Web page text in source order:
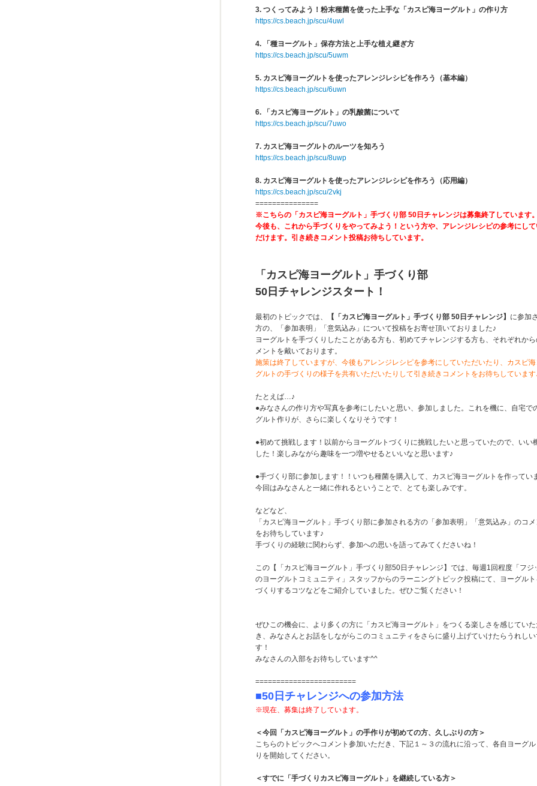
3. つくってみよう！粉末種菌を使った上手な「カスピ海ヨーグルト」の作り方
https://cs.beach.jp/scu/4uwl
4. 「種ヨーグルト」保存方法と上手な植え継ぎ方
https://cs.beach.jp/scu/5uwm
5. カスピ海ヨーグルトを使ったアレンジレシピを作ろう（基本編）
https://cs.beach.jp/scu/6uwn
6. 「カスピ海ヨーグルト」の乳酸菌について
https://cs.beach.jp/scu/7uwo
7. カスピ海ヨーグルトのルーツを知ろう
https://cs.beach.jp/scu/8uwp
8. カスピ海ヨーグルトを使ったアレンジレシピを作ろう（応用編）
https://cs.beach.jp/scu/2vkj
===============
※こちらの「カスピ海ヨーグルト」手づくり部 50日チャレンジは募集終了しています
今後も、これから手づくりをやってみよう！という方や、アレンジレシピの参考にし
だけます。引き続きコメント投稿お待ちしています。
「カスピ海ヨーグルト」手づくり部
50日チャレンジスタート！
最初のトピックでは、 【「カスピ海ヨーグルト」手づくり部 50日チャレンジ】 に参加
方の、「参加表明」「意気込み」について投稿をお寄せ頂いておりました♪
ヨーグルトを手づくりしたことがある方も、初めてチャレンジする方も、それぞれか
メントを戴いております。
施策は終了していますが、今後もアレンジレシピを参考にしていただいたり、カスピ
グルトの手づくりの様子を共有いただいたりして引き続きコメントをお待ちしています
たとえば…♪
●みなさんの作り方や写真を参考にしたいと思い、参加しました。これを機に、自宅で
グルト作りが、さらに楽しくなりそうです！
●初めて挑戦します！以前からヨーグルトづくりに挑戦したいと思っていたので、いい
した！楽しみながら趣味を一つ増やせるといいなと思います♪
●手づくり部に参加します！！いつも種菌を購入して、カスピ海ヨーグルトを作ってい
今回はみなさんと一緒に作れるということで、とても楽しみです。
などなど、
「カスピ海ヨーグルト」手づくり部に参加される方の「参加表明」「意気込み」のコ
をお待ちしています♪
手づくりの経験に関わらず、参加への思いを語ってみてくださいね！
この【「カスピ海ヨーグルト」手づくり部50日チャレンジ】では、毎週1回程度「フジ
のヨーグルトコミュニティ」スタッフからのラーニングトピック投稿にて、ヨーグル
づくりするコツなどをご紹介していました。ぜひご覧ください！
ぜひこの機会に、より多くの方に「カスピ海ヨーグルト」をつくる楽しさを感じてい
き、みなさんとお話をしながらこのコミュニティをさらに盛り上げていけたらうれし
す！
みなさんの入部をお待ちしています^^
========================
■50日チャレンジへの参加方法
※現在、募集は終了しています。
＜今回「カスピ海ヨーグルト」の手作りが初めての方、久しぶりの方＞
こちらのトピックへコメント参加いただき、下記１～３の流れに沿って、各自ヨーグ
りを開始してください。
＜すでに「手づくりカスピ海ヨーグルト」を継続している方＞